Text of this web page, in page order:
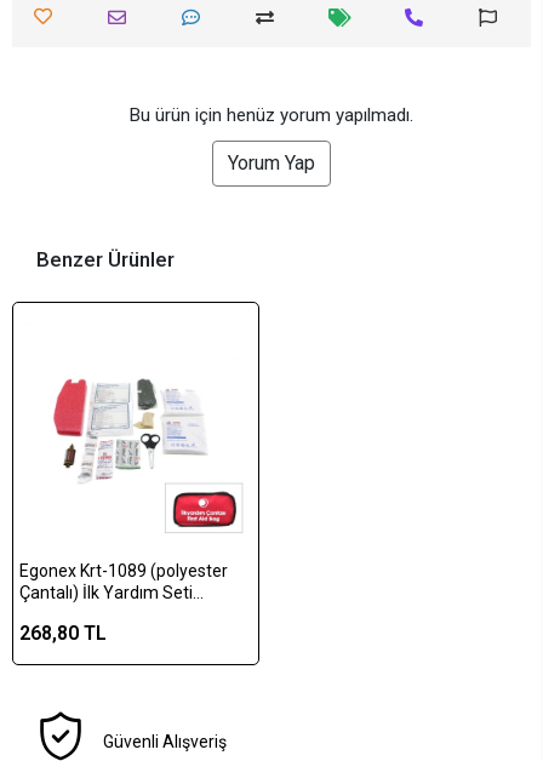
Bu ürün için henüz yorum yapılmadı.
Yorum Yap
Benzer Ürünler
Egonex Krt-1089 (polyester
Çantalı) İlk Yardım Seti
hidrofil-1-elastik Bez& 5-yara
268,80 TL
Güvenli Alışveriş